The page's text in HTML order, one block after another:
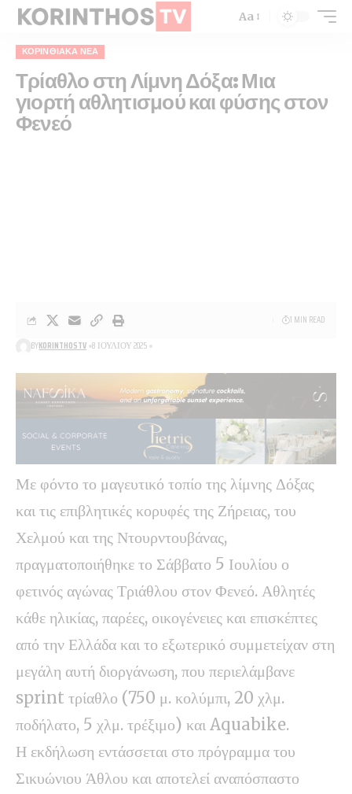
Aa
ΚΟΡΙΝΘΙΑΚΆ ΝΈΑ
Τρίαθλο στη Λίμνη Δόξα: Μια
γιορτή αθλητισμού και φύσης στον
Φενεό
BYKORINTHOSTV 8 ΙΟΥΛΊΟΥ 2025
1 MIN READ
Με φόντο το μαγευτικό τοπίο της λίμνης Δόξας
και τις επιβλητικές κορυφές της Ζήρειας, του
Χελμού και της Ντουρντουβάνας,
πραγματοποιήθηκε το Σάββατο 5 Ιουλίου ο
φετινός αγώνας Τριάθλου στον Φενεό. Αθλητές
κάθε ηλικίας, παρέες, οικογένειες και επισκέπτες
από την Ελλάδα και το εξωτερικό συμμετείχαν στη
μεγάλη αυτή διοργάνωση, που περιελάμβανε
sprint τρίαθλο (750 μ. κολύμπι, 20 χλμ.
ποδήλατο, 5 χλμ. τρέξιμο) και Aquabike.
Η εκδήλωση εντάσσεται στο πρόγραμμα του
Σικυώνιου Άθλου και αποτελεί αναπόσπαστο